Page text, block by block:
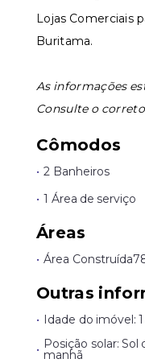
Lojas Comerciais
Buritama.
As informações
Consulte o
Cômodos
• 2 Banheiros
• 1 Área de serviço
Áreas
• Área Construída
Outras
• Idade do imóvel:
• Posição solar: Sol
manhã